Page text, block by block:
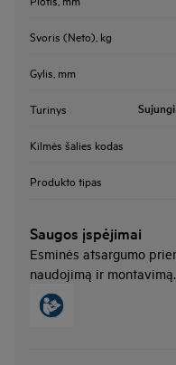
Svoris (Neto), kg
Gylis, mm
Turinys
Kilmės šalies kodas
Produkto tipas
Saugos įspėjimai
Esminės atsargumo
naudojimą ir montavimą.